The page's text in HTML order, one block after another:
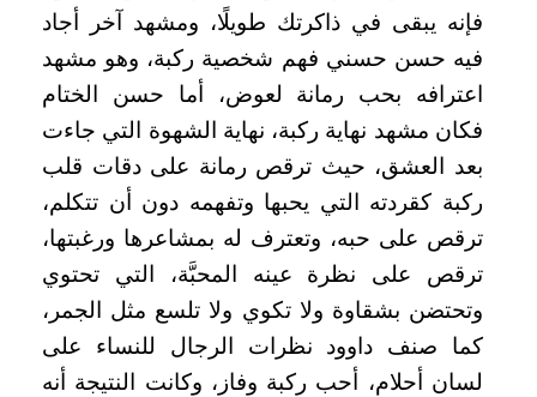
فإنه يبقى في ذاكرتك طويلًا، ومشهد آخر أجاد
فيه حسن حسني فهم شخصية ركبة، وهو مشهد
اعترافه بحب رمانة لعوض، أما حسن الختام
فكان مشهد نهاية ركبة، نهاية الشهوة التي جاءت
بعد العشق، حيث ترقص رمانة على دقات قلب
ركبة كقردته التي يحبها وتفهمه دون أن تتكلم،
ترقص على حبه، وتعترف له بمشاعرها ورغبتها،
ترقص على نظرة عينه المحبَّة، التي تحتوي
وتحتضن بشقاوة ولا تكوي ولا تلسع مثل الجمر،
كما صنف داوود نظرات الرجال للنساء على
لسان أحلام، أحب ركبة وفاز، وكانت النتيجة أنه